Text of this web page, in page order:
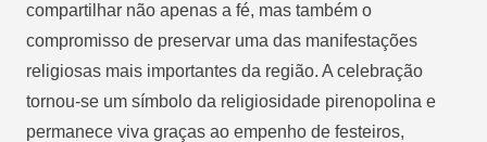
compartilhar não apenas a fé, mas também o
compromisso de preservar uma das manifestações
religiosas mais importantes da região. A celebração
tornou-se um símbolo da religiosidade pirenopolina e
permanece viva graças ao empenho de festeiros,